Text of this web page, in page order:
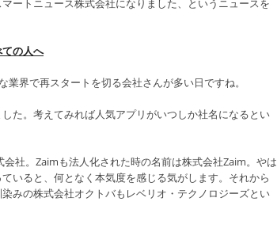
の人へ
界で再スタートを切る会社さんが多い日ですね。
た。考えてみれば人気アプリがいつしか社名になるとい
社。Zaimも法人化された時の名前は株式会社Zaim。やは
いると、何となく本気度を感じる気がします。それから
みの株式会社オクトバもレベリオ・テクノロジーズとい